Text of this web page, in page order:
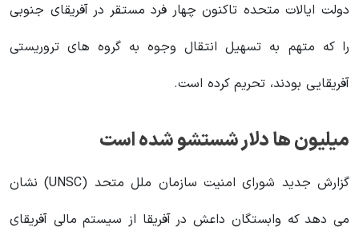
دولت ایالات متحده تاکنون چهار فرد مستقر در آفریقای جنوبی
را که متهم به تسهیل انتقال وجوه به گروه های تروریستی
آفریقایی بودند، تحریم کرده است.
میلیون ها دلار شستشو شده است
گزارش جدید شورای امنیت سازمان ملل متحد (UNSC) نشان
می دهد که وابستگان داعش در آفریقا از سیستم مالی آفریقای